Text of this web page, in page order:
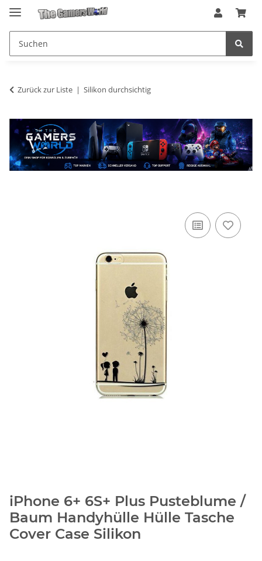
Zurück zur Liste Silikon durchsichtig
iPhone 6+ 6S+ Plus Pusteblume /
Baum Handyhülle Hülle Tasche
Cover Case Silikon